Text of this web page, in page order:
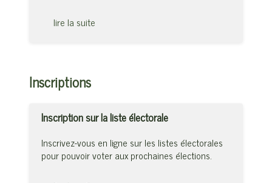
lire la suite
Inscriptions
Inscription sur la liste électorale
Inscrivez-vous en ligne sur les listes électorales
pour pouvoir voter aux prochaines élections.